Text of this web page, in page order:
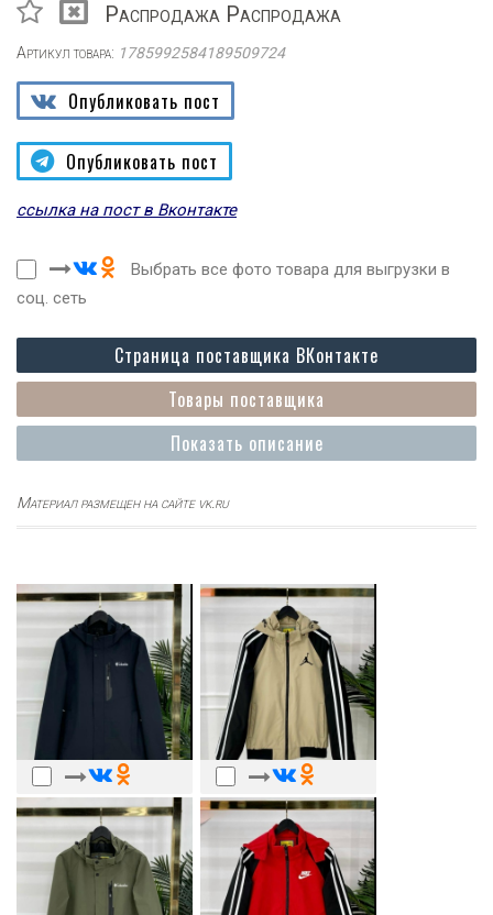
Распродажа Распродажа
Артикул товара: 1785992584189509724
Опубликовать пост
Опубликовать пост
ссылка на пост в Вконтакте
Выбрать все фото товара для выгрузки в
соц. сеть
Показать описание
Товары поставщика
Страница поставщика ВКонтакте
Материал размещен на сайте vk.ru